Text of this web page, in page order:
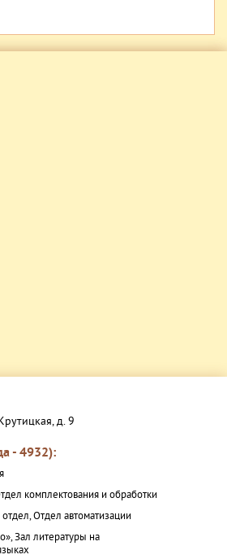
д. 9
- 4932):
комплектования и обработки
Отдел автоматизации
Зал литературы на